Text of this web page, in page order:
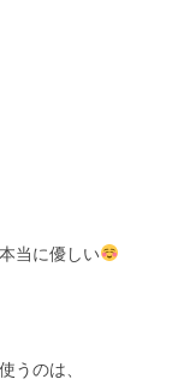
当に優しい
うのは、